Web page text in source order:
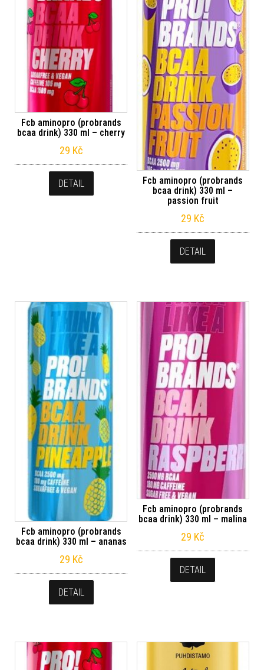
Fcb aminopro (probrands
bcaa drink) 330 ml – cherry
29 Kč
DETAIL
Fcb aminopro (probrands
bcaa drink) 330 ml –
passion fruit
29 Kč
DETAIL
Fcb aminopro (probrands
bcaa drink) 330 ml – ananas
29 Kč
DETAIL
Fcb aminopro (probrands
bcaa drink) 330 ml – malina
29 Kč
DETAIL